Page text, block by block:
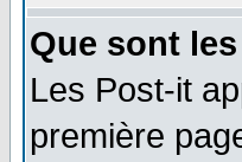
Que sont
Les Post-it
première